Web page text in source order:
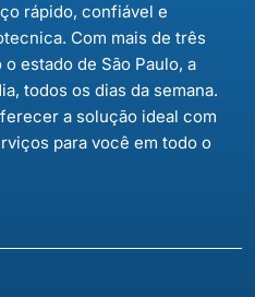
rápido, confiável e
Com mais de três
estado de São Paulo, a
todos os dias da semana.
a solução ideal com
para você em todo o